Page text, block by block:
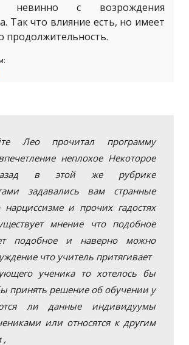
невинно с возрождения
Так что влияние есть, но имеет
продолжительность.
Лео прочитал программу
неплохое Некоторое
в этой же рубрике
задавались вам странные
и прочих гадостях
мнение что подобное
подобное и наверно можно
что учитель притягивает
ученика то хотелось бы
принять решение об обучении у
ли данные индивидуумы
или относятся к другим
,